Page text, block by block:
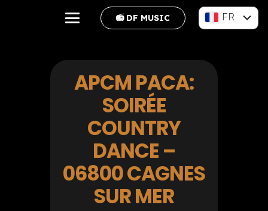
📻 DF MUSIC FR
APCM PACA:
SOIRÉE
COUNTRY
DANCE –
06800 CAGNES
SUR MER